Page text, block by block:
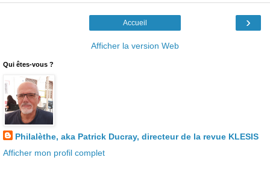
›
Accueil
Afficher la version Web
Qui êtes-vous ?
Philalèthe, aka Patrick Ducray, directeur de la revue KLESIS
Afficher mon profil complet